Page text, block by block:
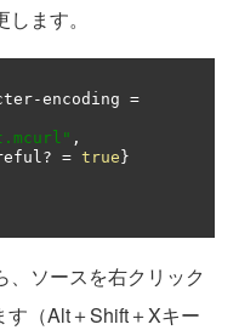
ます。
-encoding =
,
? = true}
ソースを右クリック
す（Alt＋Shift＋Xキー